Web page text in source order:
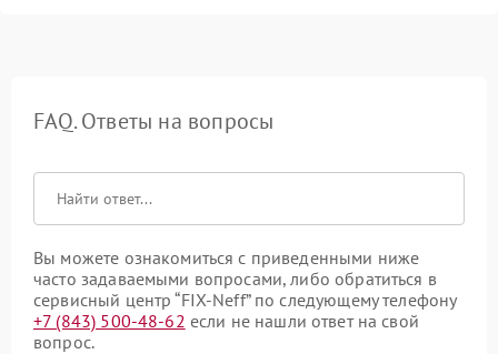
FAQ. Ответы на вопросы
Вы можете ознакомиться с приведенными ниже
часто задаваемыми вопросами, либо обратиться в
сервисный центр “FIX-Neff” по следующему телефону
+7 (843) 500-48-62 если не нашли ответ на свой
вопрос.